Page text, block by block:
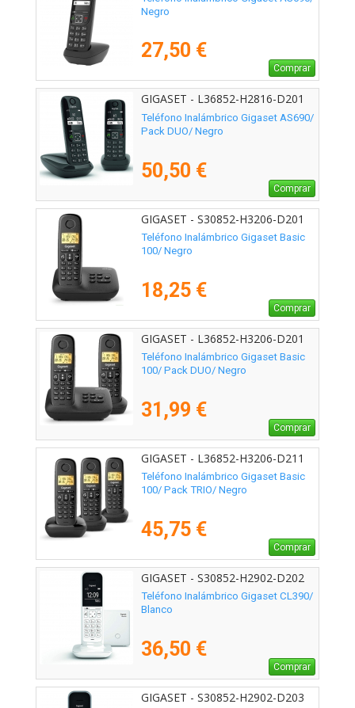
Negro
27,50 €
Comprar
GIGASET - L36852-H2816-D201
Teléfono Inalámbrico Gigaset AS690/
Pack DUO/ Negro
50,50 €
Comprar
GIGASET - S30852-H3206-D201
Teléfono Inalámbrico Gigaset Basic
100/ Negro
18,25 €
Comprar
GIGASET - L36852-H3206-D201
Teléfono Inalámbrico Gigaset Basic
100/ Pack DUO/ Negro
31,99 €
Comprar
GIGASET - L36852-H3206-D211
Teléfono Inalámbrico Gigaset Basic
100/ Pack TRIO/ Negro
45,75 €
Comprar
GIGASET - S30852-H2902-D202
Teléfono Inalámbrico Gigaset CL390/
Blanco
36,50 €
Comprar
GIGASET - S30852-H2902-D203